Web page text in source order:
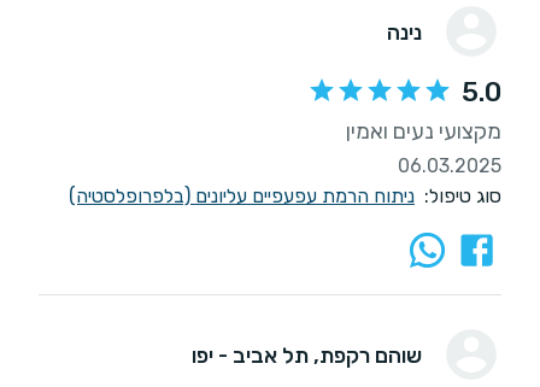
נינה
5.0
מקצועי נעים ואמין
06.03.2025
סוג טיפול: ניתוח הרמת עפעפיים עליונים (בלפרופלסטיה)
שוהם רקפת, תל אביב - יפו